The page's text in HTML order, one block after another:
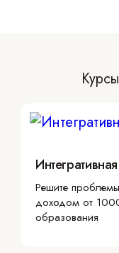
Решите
доходом от
образования